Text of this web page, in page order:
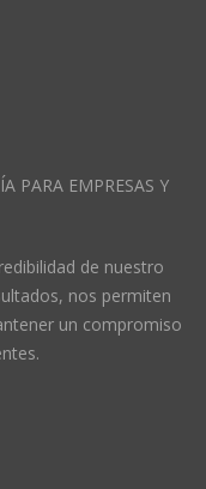
PARA EMPRESAS Y
de nuestro
nos permiten
un compromiso